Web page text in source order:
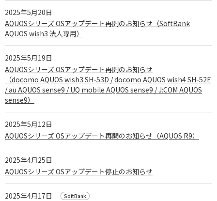
2025年5月20日
AQUOSシリーズ OSアップデート再開のお知らせ（SoftBank
AQUOS wish3 法人専用）
2025年5月19日
AQUOSシリーズ OSアップデート再開のお知らせ
（docomo AQUOS wish3 SH-53D / docomo AQUOS wish4 SH-52E
/ au AQUOS sense9 / UQ mobile AQUOS sense9 / J:COM AQUOS
sense9）
2025年5月12日
AQUOSシリーズ OSアップデート再開のお知らせ（AQUOS R9）
2025年4月25日
AQUOSシリーズ OSアップデート停止のお知らせ
2025年4月17日